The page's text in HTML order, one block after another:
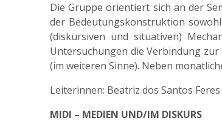
Die Gruppe orientiert sich an der
der Bedeutungskonstruktion
(diskursiven und situativen)
Untersuchungen die Verbindung
(im weiteren Sinne). Neben
Leiterinnen: Beatriz dos Santos
MIDI – MEDIEN UND/IM DISKURS